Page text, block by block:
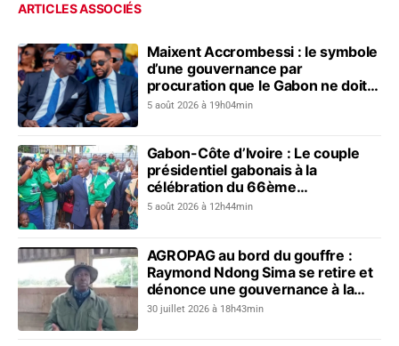
ARTICLES ASSOCIÉS
Maixent Accrombessi : le symbole
d’une gouvernance par
procuration que le Gabon ne doit
plus revivre
5 août 2026 à 19h04min
Gabon-Côte d’Ivoire : Le couple
présidentiel gabonais à la
célébration du 66ème
anniversaire de l’indépendance
5 août 2026 à 12h44min
AGROPAG au bord du gouffre :
Raymond Ndong Sima se retire et
dénonce une gouvernance à la
dérive
30 juillet 2026 à 18h43min